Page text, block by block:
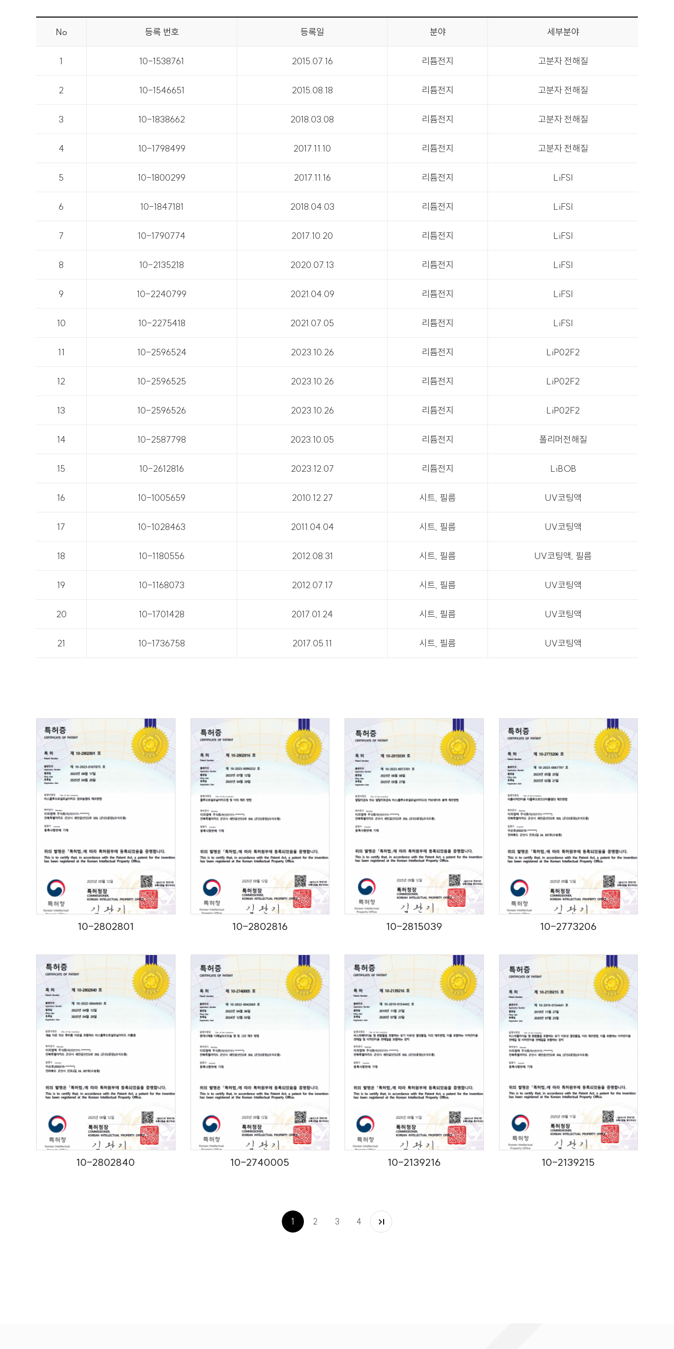
No 등록 번호 등록일 분야 세부분야
1 10-1538761 2015.07.16 리튬전지 고분자 전해질
2 10-1546651 2015.08.18 리튬전지 고분자 전해질
3 10-1838662 2018.03.08 리튬전지 고분자 전해질
4 10-1798499 2017.11.10 리튬전지 고분자 전해질
5 10-1800299 2017.11.16 리튬전지 LiFSI
6 10-1847181 2018.04.03 리튬전지 LiFSI
7 10-1790774 2017.10.20 리튬전지 LiFSI
8 10-2135218 2020.07.13 리튬전지 LiFSI
9 10-2240799 2021.04.09 리튬전지 LiFSI
10 10-2275418 2021.07.05 리튬전지 LiFSI
11 10-2596524 2023.10.26 리튬전지 LiP02F2
12 10-2596525 2023.10.26 리튬전지 LiP02F2
13 10-2596526 2023.10.26 리튬전지 LiP02F2
14 10-2587798 2023.10.05 리튬전지 폴리머전해질
15 10-2612816 2023.12.07 리튬전지 LiBOB
16 10-1005659 2010.12.27 시트, 필름 UV코팅액
17 10-1028463 2011.04.04 시트, 필름 UV코팅액
18 10-1180556 2012.08.31 시트, 필름 UV코팅액, 필름
19 10-1168073 2012.07.17 시트, 필름 UV코팅액
20 10-1701428 2017.01.24 시트, 필름 UV코팅액
21 10-1736758 2017.05.11 시트, 필름 UV코팅액
10-2802801 10-2802816 10-2815039 10-2773206
10-2802840 10-2740005 10-2139216 10-2139215
1 2 3 4